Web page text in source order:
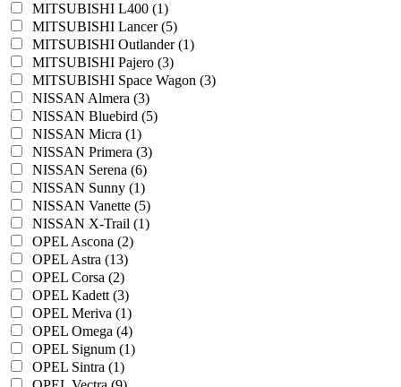
MITSUBISHI L400 (1)
MITSUBISHI Lancer (5)
MITSUBISHI Outlander (1)
MITSUBISHI Pajero (3)
MITSUBISHI Space Wagon (3)
NISSAN Almera (3)
NISSAN Bluebird (5)
NISSAN Micra (1)
NISSAN Primera (3)
NISSAN Serena (6)
NISSAN Sunny (1)
NISSAN Vanette (5)
NISSAN X-Trail (1)
OPEL Ascona (2)
OPEL Astra (13)
OPEL Corsa (2)
OPEL Kadett (3)
OPEL Meriva (1)
OPEL Omega (4)
OPEL Signum (1)
OPEL Sintra (1)